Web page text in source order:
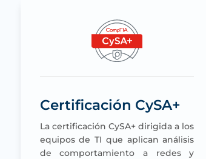
Certificación CySA+
La certificación CySA+ dirigida a los
equipos de TI que aplican análisis
de comportamiento a redes y